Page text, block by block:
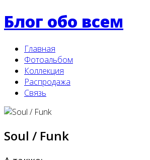
Блог обо всем
Главная
Фотоальбом
Коллекция
Распродажа
Связь
Soul / Funk